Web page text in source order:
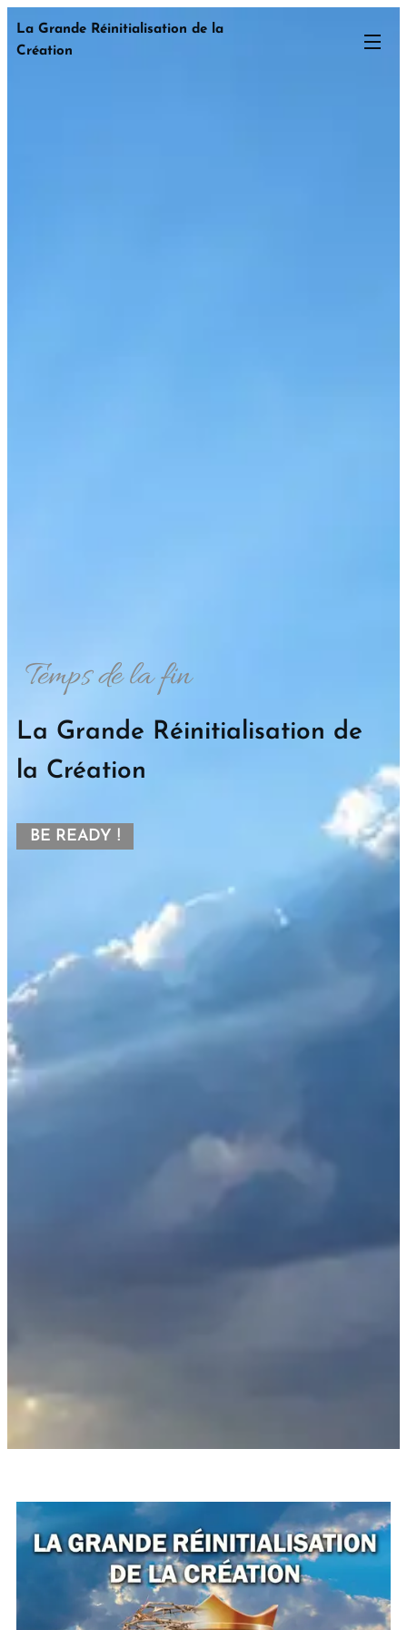
La Grande Réinitialisation de la
Création
Temps de la fin
La Grande Réinitialisation de
la Création
BE READY !